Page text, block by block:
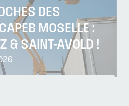
DES
MOSELLE :
& SAINT-AVOLD !